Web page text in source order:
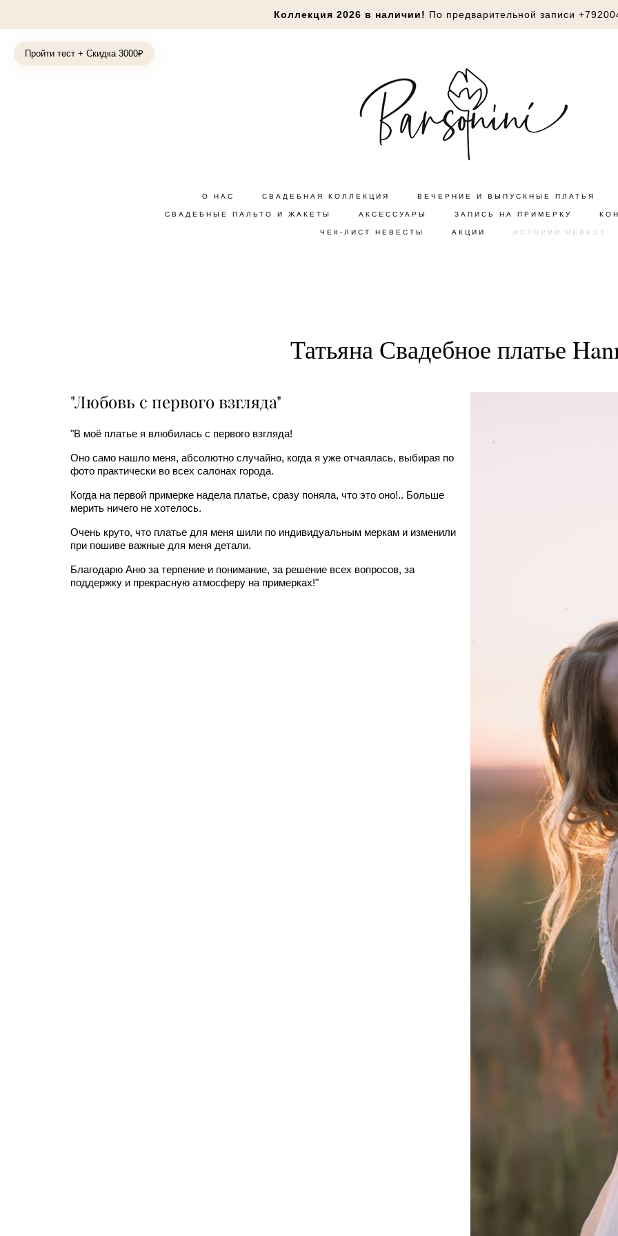
Пройти тест + Скидка 3000₽
Коллекция 2026 в наличии! По предварительной записи
О НАС СВАДЕБНАЯ КОЛЛЕКЦИЯ ВЕЧЕРНИЕ И ВЫПУСКНЫЕ ПЛАТЬЯ
СВАДЕБНЫЕ ПАЛЬТО И ЖАКЕТЫ АКСЕССУАРЫ ЗАПИСЬ НА ПРИМЕРКУ
ЧЕК-ЛИСТ НЕВЕСТЫ АКЦИИ ИСТОРИИ НЕВЕСТ
Татьяна Свадебное платье
"Любовь с первого взгляда"
"В моё платье я влюбилась с первого взгляда!
Оно само нашло меня, абсолютно случайно, когда я уже отчаялась, выбирая по
фото практически во всех салонах города.
Когда на первой примерке надела платье, сразу поняла, что это оно!.. Больше
мерить ничего не хотелось.
Очень круто, что платье для меня шили по индивидуальным меркам и изменили
при пошиве важные для меня детали.
Благодарю Аню за терпение и понимание, за решение всех вопросов, за
поддержку и прекрасную атмосферу на примерках!"